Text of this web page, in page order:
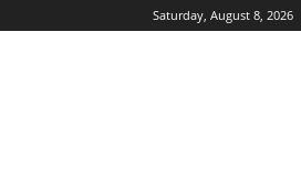
Saturday, August 8, 2026